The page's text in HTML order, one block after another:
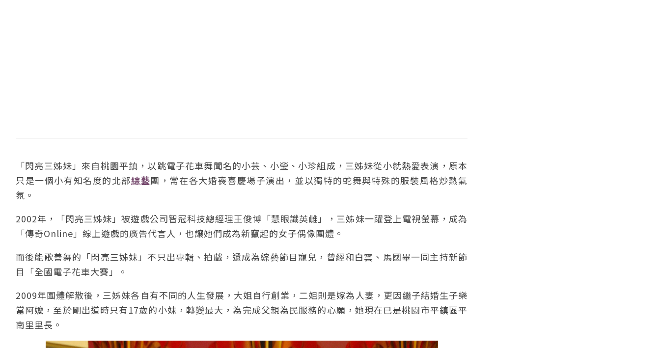
「閃亮三姊妹」來自桃園平鎮，以跳電子花車舞聞名的小芸、小瑩、小珍組成，三姊妹從小就熱愛表演，原本
只是一個小有知名度的北部綜藝團，常在各大婚喪喜慶場子演出，並以獨特的蛇舞與特殊的服裝風格炒熱氣
氛。
2002年，「閃亮三姊妹」被遊戲公司智冠科技總經理王俊博「慧眼識英雌」，三姊妹一躍登上電視螢幕，成為
「傳奇Online」線上遊戲的廣告代言人，也讓她們成為新竄起的女子偶像團體。
而後能歌善舞的「閃亮三姊妹」不只出專輯、拍戲，還成為綜藝節目寵兒，曾經和白雲、馬國畢一同主持新節
目「全國電子花車大賽」。
2009年團體解散後，三姊妹各自有不同的人生發展，大姐自行創業，二姐則是嫁為人妻，更因繼子結婚生子樂
當阿嬤，至於剛出道時只有17歲的小妹，轉變最大，為完成父親為民服務的心願，她現在已是桃園市平鎮區平
南里里長。